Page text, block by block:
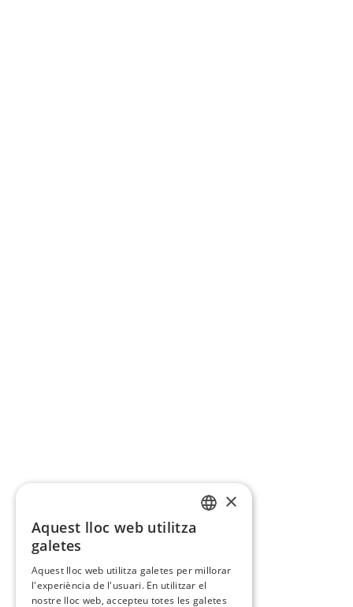
×
Aquest lloc web utilitza
galetes
Aquest lloc web utilitza galetes per millorar
l'experiència de l'usuari. En utilitzar el
nostre lloc web, accepteu totes les galetes